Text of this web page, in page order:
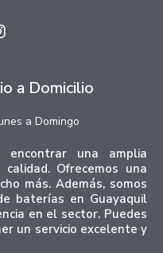
a Domicilio
a Domingo
encontrar una amplia
Ofrecemos una
más. Además, somos
baterías en Guayaquil
en el sector. Puedes
un servicio excelente y